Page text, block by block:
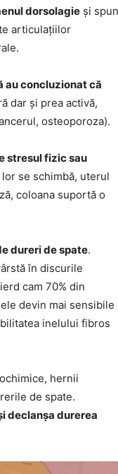
dorsolagie și spun
articulațiilor
au concluzionat că
dar și prea activă,
osteoporoza).
stresul fizic sau
se schimbă, uterul
coloana suportă o
dureri de spate.
în discurile
cam 70% din
devin mai sensibile
inelului fibros
hernii
de spate.
declanșa durerea